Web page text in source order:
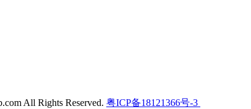
All Rights Reserved. 粤ICP备18121366号-3